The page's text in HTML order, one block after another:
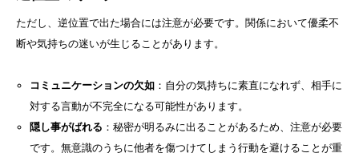
ただし、逆位置で出た場合には注意が必要です。関係において優柔不
断や気持ちの迷いが生じることがあります。
コミュニケーションの欠如：自分の気持ちに素直になれず、相手に
対する言動が不完全になる可能性があります。
隠し事がばれる ：秘密が明るみに出ることがあるため、注意が必要
です。無意識のうちに他者を傷つけてしまう行動を避けることが重